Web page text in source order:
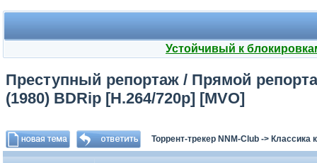
Устойчивый к
Преступный репортаж / Прямой
(1980) BDRip [H.264/720p] [MVO]
Торрент-трекер NNM-Club -> Классика